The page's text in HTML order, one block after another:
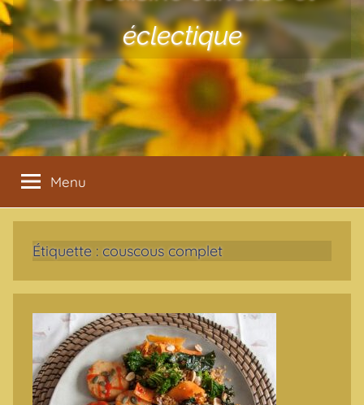
éclectique
Menu
Étiquette : couscous complet